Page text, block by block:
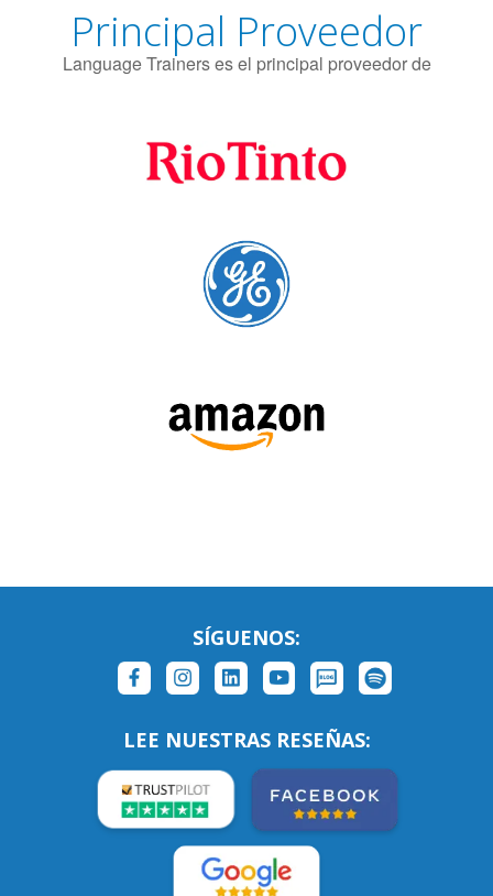
Principal Proveedor
Language Trainers es el principal proveedor de
SÍGUENOS:
LEE NUESTRAS RESEÑAS: